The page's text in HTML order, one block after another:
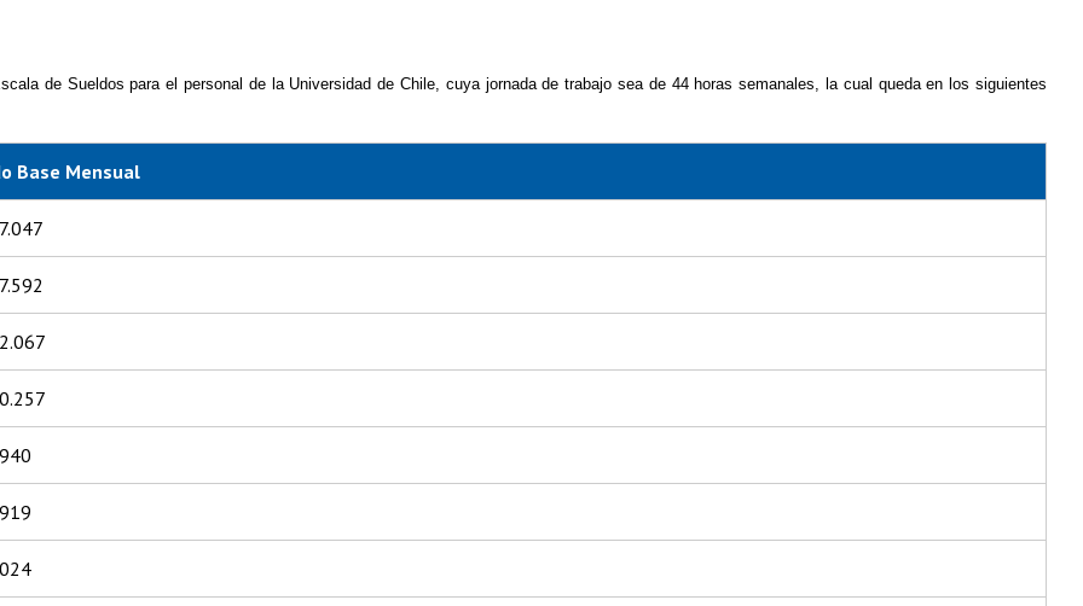
de Sueldos para el personal de la Universidad de Chile, cuya jornada de trabajo sea de 44 horas semanales, la cual queda en los siguientes
Base Mensual